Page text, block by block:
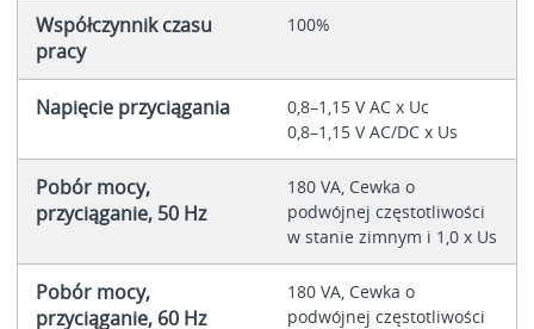
Współczynnik czasu
pracy
100%
Napięcie przyciągania
0,8–1,15 V AC x Uc
0,8–1,15 V AC/DC x Us
Pobór mocy,
przyciąganie, 50 Hz
180 VA, Cewka o
podwójnej częstotliwości
w stanie zimnym i 1,0 x Us
Pobór mocy,
przyciąganie, 60 Hz
180 VA, Cewka o
podwójnej częstotliwości